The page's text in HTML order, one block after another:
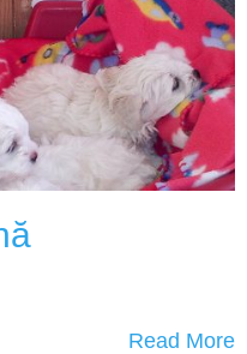
Read More